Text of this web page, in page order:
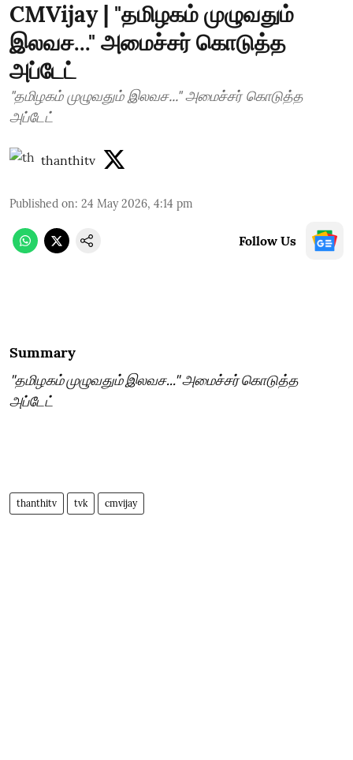
CMVijay | "தமிழகம் முழுவதும்
இலவச..." அமைச்சர் கொடுத்த
அப்டேட்
"தமிழகம் முழுவதும் இலவச..." அமைச்சர் கொடுத்த
அப்டேட்
thanthitv
Published on: 24 May 2026, 4:14 pm
Follow Us
Summary
"தமிழகம் முழுவதும் இலவச..." அமைச்சர் கொடுத்த
அப்டேட்
thanthitv tvk cmvijay